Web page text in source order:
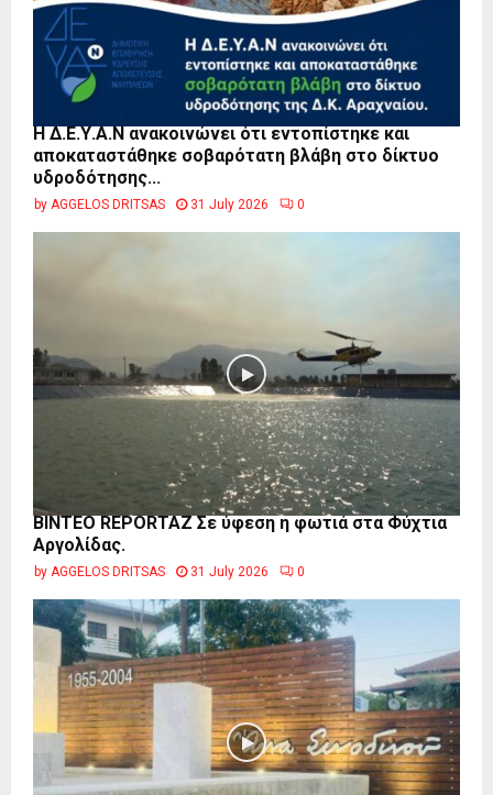
Η Δ.Ε.Υ.Α.Ν ανακοινώνει ότι εντοπίστηκε και
αποκαταστάθηκε σοβαρότατη βλάβη στο δίκτυο
υδροδότησης...
by AGGELOS DRITSAS 31 July 2026 0
BINTEO REPORTAZ Σε ύφεση η φωτιά στα Φύχτια
Αργολίδας.
by AGGELOS DRITSAS 31 July 2026 0